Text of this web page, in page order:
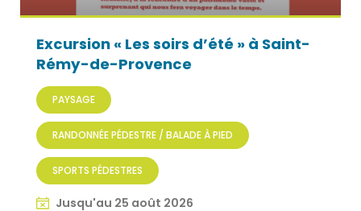
Excursion « Les soirs d’été » à Saint-
Rémy-de-Provence
PAYSAGE
RANDONNÉE PÉDESTRE / BALADE À PIED
SPORTS PÉDESTRES
Jusqu'au 25 août 2026